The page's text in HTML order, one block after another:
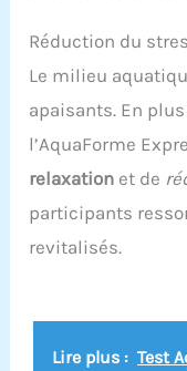
Réduction du
Le milieu
apaisants. En
l’AquaForme
relaxation et de
participants
revitalisés.
Lire plus : Test